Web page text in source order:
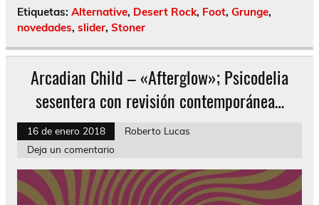
Etiquetas: Alternative, Desert Rock, Foot, Grunge,
novedades, slider, Stoner
Arcadian Child – «Afterglow»; Psicodelia
sesentera con revisión contemporánea…
16 de enero 2018
Roberto Lucas
Deja un comentario